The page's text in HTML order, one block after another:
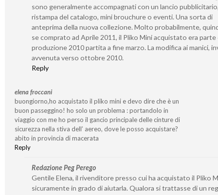
sono generalmente accompagnati con un lancio
ristampa del catalogo, mini brouchure o eventi. Una sorta di
anteprima della nuova collezione. Molto probabilmente,
se comprato ad Aprile 2011, il Pliko Mini acquistato era parte
produzione 2010 partita a fine marzo. La modifica ai manici,
avvenuta verso ottobre 2010.
Reply
elena froccani
buongiorno,ho acquistato il pliko mini e devo dire che è un
buon passeggino! ho solo un problema : portandolo in
viaggio con me ho perso il gancio principale delle cinture di
sicurezza nella stiva dell’ aereo, dove le posso acquistare?
abito in provincia di macerata
Reply
Redazione Peg Perego
Gentile Elena, il rivenditore presso cui ha acquistato il Pliko
sicuramente in grado di aiutarla. Qualora si trattasse di un